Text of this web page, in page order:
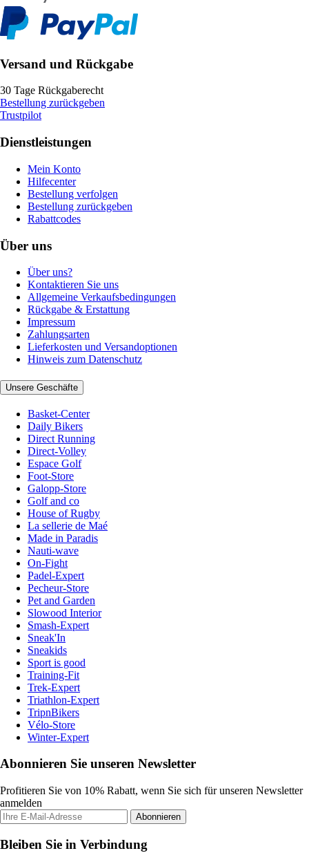
Versand und Rückgabe
30 Tage Rückgaberecht
Bestellung zurückgeben
Trustpilot
Dienstleistungen
Mein Konto
Hilfecenter
Bestellung verfolgen
Bestellung zurückgeben
Rabattcodes
Über uns
Über uns?
Kontaktieren Sie uns
Allgemeine Verkaufsbedingungen
Rückgabe & Erstattung
Impressum
Zahlungsarten
Lieferkosten und Versandoptionen
Hinweis zum Datenschutz
Unsere Geschäfte
Basket-Center
Daily Bikers
Direct Running
Direct-Volley
Espace Golf
Foot-Store
Galopp-Store
Golf and co
House of Rugby
La sellerie de Maé
Made in Paradis
Nauti-wave
On-Fight
Padel-Expert
Pecheur-Store
Pet and Garden
Slowood Interior
Smash-Expert
Sneak'In
Sneakids
Sport is good
Training-Fit
Trek-Expert
Triathlon-Expert
TripnBikers
Vélo-Store
Winter-Expert
Abonnieren Sie unseren Newsletter
Profitieren Sie von 10% Rabatt, wenn Sie sich für unseren Newsletter
anmelden
Abonnieren
Bleiben Sie in Verbindung